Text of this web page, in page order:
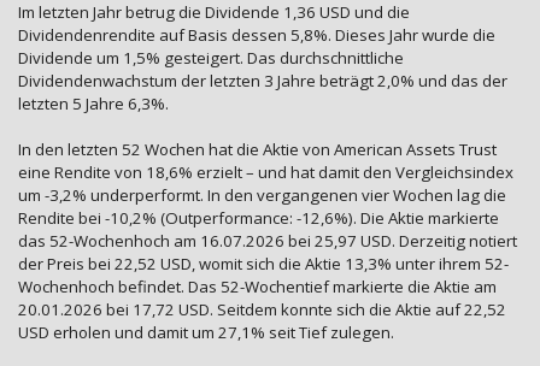
Im letzten Jahr betrug die Dividende 1,36 USD und die
Dividendenrendite auf Basis dessen 5,8%. Dieses Jahr wurde die
Dividende um 1,5% gesteigert. Das durchschnittliche
Dividendenwachstum der letzten 3 Jahre beträgt 2,0% und das der
letzten 5 Jahre 6,3%.
In den letzten 52 Wochen hat die Aktie von American Assets Trust
eine Rendite von 18,6% erzielt – und hat damit den Vergleichsindex
um -3,2% underperformt. In den vergangenen vier Wochen lag die
Rendite bei -10,2% (Outperformance: -12,6%). Die Aktie markierte
das 52-Wochenhoch am 16.07.2026 bei 25,97 USD. Derzeitig notiert
der Preis bei 22,52 USD, womit sich die Aktie 13,3% unter ihrem 52-
Wochenhoch befindet. Das 52-Wochentief markierte die Aktie am
20.01.2026 bei 17,72 USD. Seitdem konnte sich die Aktie auf 22,52
USD erholen und damit um 27,1% seit Tief zulegen.